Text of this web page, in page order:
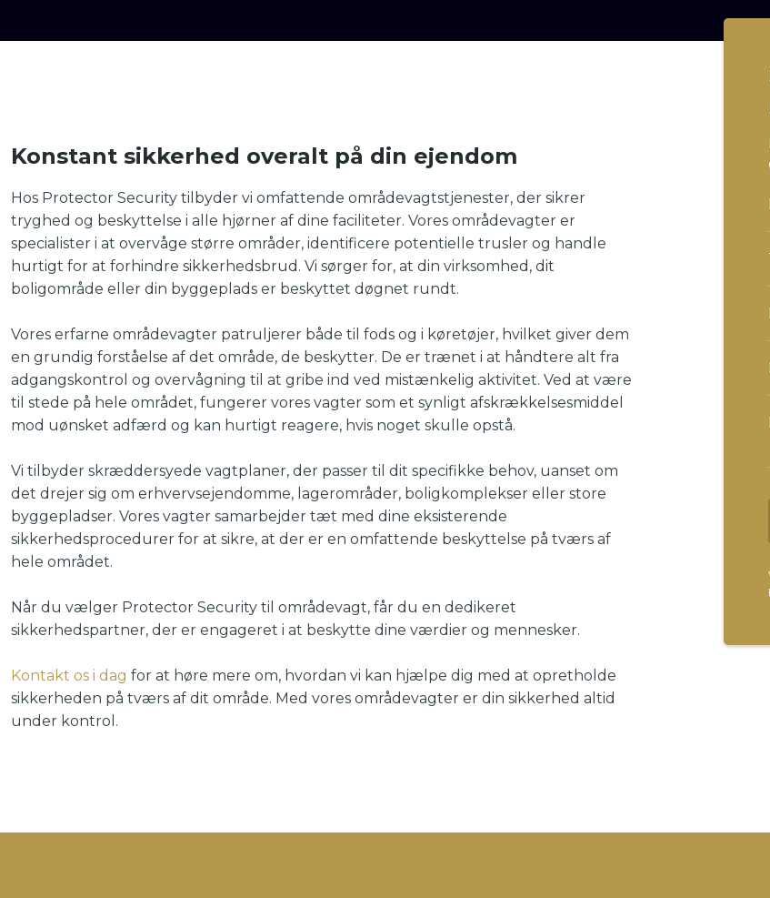
Konstant sikkerhed overalt på din ejendom
Hos Protector Security tilbyder vi omfattende områdevagtstjenester, der sikrer
tryghed og beskyttelse i alle hjørner af dine faciliteter. Vores områdevagter er
specialister i at overvåge større områder, identificere potentielle trusler og handle
hurtigt for at forhindre sikkerhedsbrud. Vi sørger for, at din virksomhed, dit
boligområde eller din byggeplads er beskyttet døgnet rundt.
Vores erfarne områdevagter patruljerer både til fods og i køretøjer, hvilket giver dem
en grundig forståelse af det område, de beskytter. De er trænet i at håndtere alt fra
adgangskontrol og overvågning til at gribe ind ved mistænkelig aktivitet. Ved at være
til stede på hele området, fungerer vores vagter som et synligt afskrækkelsesmiddel
mod uønsket adfærd og kan hurtigt reagere, hvis noget skulle opstå.
Vi tilbyder skræddersyede vagtplaner, der passer til dit specifikke behov, uanset om
det drejer sig om erhvervsejendomme, lagerområder, boligkomplekser eller store
byggepladser. Vores vagter samarbejder tæt med dine eksisterende
sikkerhedsprocedurer for at sikre, at der er en omfattende beskyttelse på tværs af
hele området.
Når du vælger Protector Security til områdevagt, får du en dedikeret
sikkerhedspartner, der er engageret i at beskytte dine værdier og mennesker.
Kontakt os i dag for at høre mere om, hvordan vi kan hjælpe dig med at opretholde
sikkerheden på tværs af dit område. Med vores områdevagter er din sikkerhed altid
under kontrol.